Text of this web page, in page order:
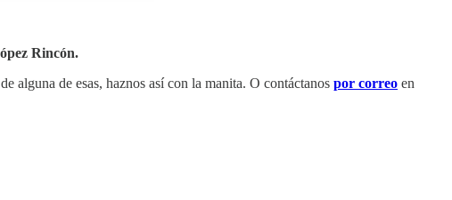
Rincón.
alguna de esas, haznos así con la manita. O contáctanos por correo en